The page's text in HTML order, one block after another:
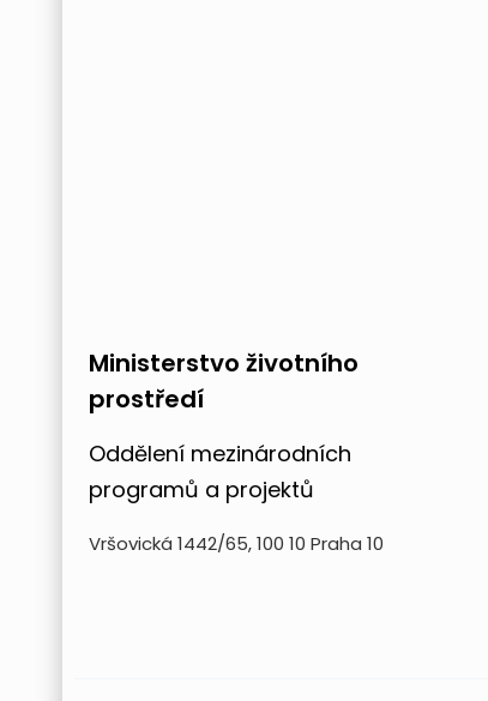
Ministerstvo životního
prostředí
Oddělení mezinárodních
programů a projektů
Vršovická 1442/65, 100 10 Praha 10